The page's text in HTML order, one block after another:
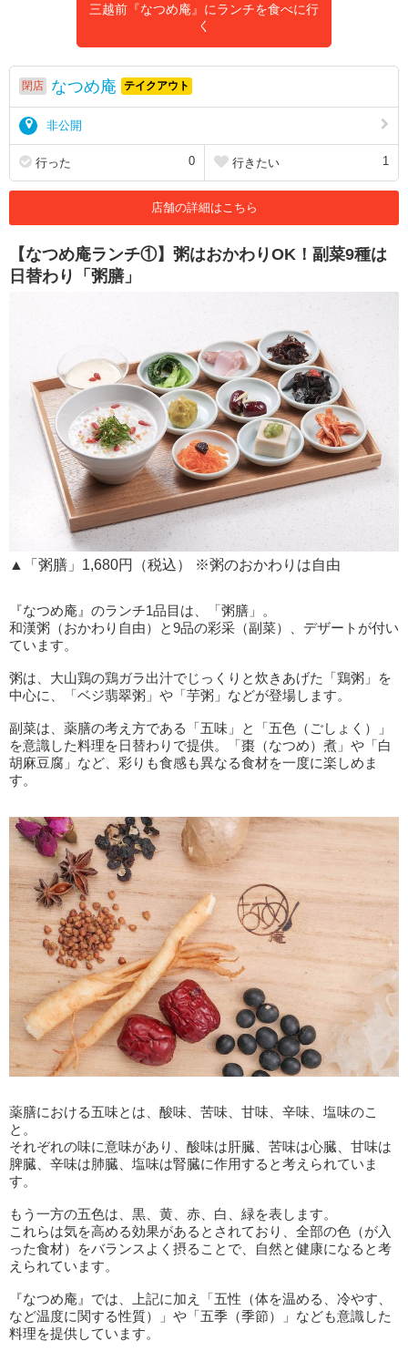
三越前『なつめ庵』にランチを食べに行
く
閉店 なつめ庵 テイクアウト
非公開
行った 0 行きたい 1
店舗の詳細はこちら
【なつめ庵ランチ①】粥はおかわりOK！副菜9種は
日替わり「粥膳」
▲「粥膳」1,680円（税込） ※粥のおかわりは自由
『なつめ庵』のランチ1品目は、「粥膳」。
和漢粥（おかわり自由）と9品の彩采（副菜）、デザートが付い
ています。
粥は、大山鶏の鶏ガラ出汁でじっくりと炊きあげた「鶏粥」を
中心に、「ベジ翡翠粥」や「芋粥」などが登場します。
副菜は、薬膳の考え方である「五味」と「五色（ごしょく）」
を意識した料理を日替わりで提供。「棗（なつめ）煮」や「白
胡麻豆腐」など、彩りも食感も異なる食材を一度に楽しめま
す。
薬膳における五味とは、酸味、苦味、甘味、辛味、塩味のこ
と。
それぞれの味に意味があり、酸味は肝臓、苦味は心臓、甘味は
脾臓、辛味は肺臓、塩味は腎臓に作用すると考えられていま
す。
もう一方の五色は、黒、黄、赤、白、緑を表します。
これらは気を高める効果があるとされており、全部の色（が入
った食材）をバランスよく摂ることで、自然と健康になると考
えられています。
『なつめ庵』では、上記に加え「五性（体を温める、冷やす、
など温度に関する性質）」や「五季（季節）」なども意識した
料理を提供しています。